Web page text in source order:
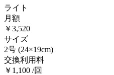
ライト
月額
￥3,520
サイズ
2号 (24×19cm)
交換利用料
￥1,100 /回